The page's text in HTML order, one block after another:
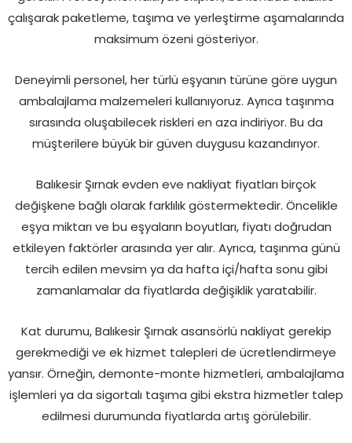
çalışarak paketleme, taşıma ve yerleştirme aşamalarında
maksimum özeni gösteriyor.
Deneyimli personel, her türlü eşyanın türüne göre uygun
ambalajlama malzemeleri kullanıyoruz. Ayrıca taşınma
sırasında oluşabilecek riskleri en aza indiriyor. Bu da
müşterilere büyük bir güven duygusu kazandırıyor.
Balıkesir Şırnak evden eve nakliyat fiyatları birçok
değişkene bağlı olarak farklılık göstermektedir. Öncelikle
eşya miktarı ve bu eşyaların boyutları, fiyatı doğrudan
etkileyen faktörler arasında yer alır. Ayrıca, taşınma günü
tercih edilen mevsim ya da hafta içi/hafta sonu gibi
zamanlamalar da fiyatlarda değişiklik yaratabilir.
Kat durumu, Balıkesir Şırnak asansörlü nakliyat gerekip
gerekmediği ve ek hizmet talepleri de ücretlendirmeye
yansır. Örneğin, demonte-monte hizmetleri, ambalajlama
işlemleri ya da sigortalı taşıma gibi ekstra hizmetler talep
edilmesi durumunda fiyatlarda artış görülebilir.